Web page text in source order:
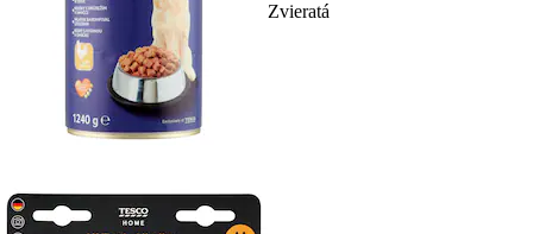
Zvieratá